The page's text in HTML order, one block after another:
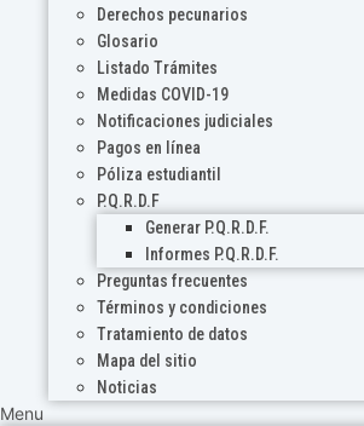
Derechos pecunarios
Glosario
Listado Trámites
Medidas COVID-19
Notificaciones judiciales
Pagos en línea
Póliza estudiantil
P.Q.R.D.F
Generar P.Q.R.D.F.
Informes P.Q.R.D.F.
Preguntas frecuentes
Términos y condiciones
Tratamiento de datos
Mapa del sitio
Noticias
Menu